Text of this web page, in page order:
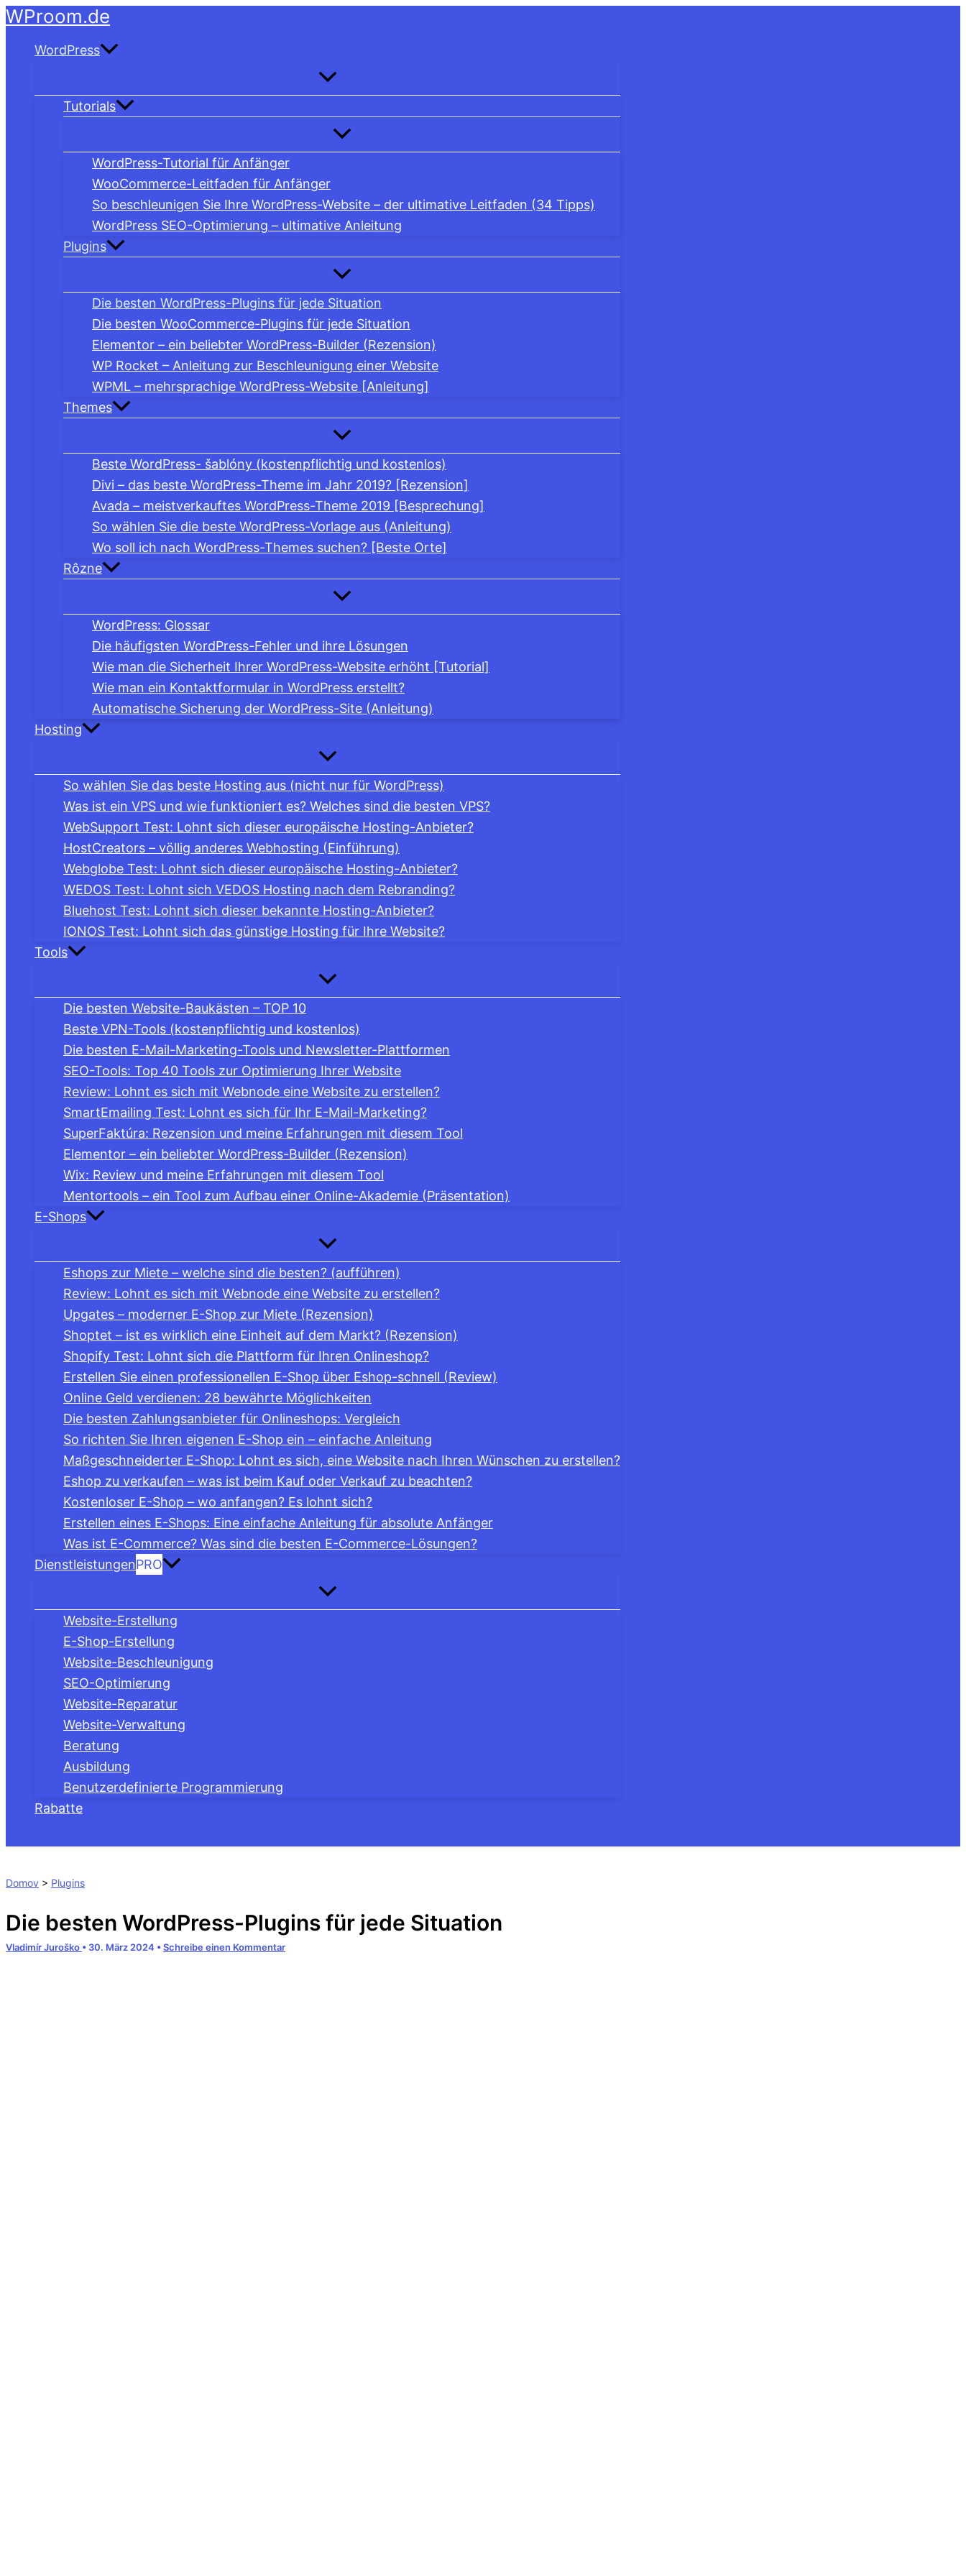
Zum
springen
WProom.de
WordPress
Tutorials
WordPress-Tutorial für Anfänger
WooCommerce-Leitfaden für Anfänger
So beschleunigen Sie Ihre WordPress-Website – der ultimative Leitfaden (34 Tipps)
WordPress SEO-Optimierung – ultimative Anleitung
Plugins
Die besten WordPress-Plugins für jede Situation
Die besten WooCommerce-Plugins für jede Situation
Elementor – ein beliebter WordPress-Builder (Rezension)
WP Rocket – Anleitung zur Beschleunigung einer Website
WPML – mehrsprachige WordPress-Website [Anleitung]
Themes
Beste WordPress- šablóny (kostenpflichtig und kostenlos)
Divi – das beste WordPress-Theme im Jahr 2019? [Rezension]
Avada – meistverkauftes WordPress-Theme 2019 [Besprechung]
So wählen Sie die beste WordPress-Vorlage aus (Anleitung)
Wo soll ich nach WordPress-Themes suchen? [Beste Orte]
Rôzne
WordPress: Glossar
Die häufigsten WordPress-Fehler und ihre Lösungen
Wie man die Sicherheit Ihrer WordPress-Website erhöht [Tutorial]
Wie man ein Kontaktformular in WordPress erstellt?
Automatische Sicherung der WordPress-Site (Anleitung)
Hosting
So wählen Sie das beste Hosting aus (nicht nur für WordPress)
Was ist ein VPS und wie funktioniert es? Welches sind die besten VPS?
WebSupport Test: Lohnt sich dieser europäische Hosting-Anbieter?
HostCreators – völlig anderes Webhosting (Einführung)
Webglobe Test: Lohnt sich dieser europäische Hosting-Anbieter?
WEDOS Test: Lohnt sich VEDOS Hosting nach dem Rebranding?
Bluehost Test: Lohnt sich dieser bekannte Hosting-Anbieter?
IONOS Test: Lohnt sich das günstige Hosting für Ihre Website?
Tools
Die besten Website-Baukästen – TOP 10
Beste VPN-Tools (kostenpflichtig und kostenlos)
Die besten E-Mail-Marketing-Tools und Newsletter-Plattformen
SEO-Tools: Top 40 Tools zur Optimierung Ihrer Website
Review: Lohnt es sich mit Webnode eine Website zu erstellen?
SmartEmailing Test: Lohnt es sich für Ihr E-Mail-Marketing?
SuperFaktúra: Rezension und meine Erfahrungen mit diesem Tool
Elementor – ein beliebter WordPress-Builder (Rezension)
Wix: Review und meine Erfahrungen mit diesem Tool
Mentortools – ein Tool zum Aufbau einer Online-Akademie (Präsentation)
E-Shops
Eshops zur Miete – welche sind die besten? (aufführen)
Review: Lohnt es sich mit Webnode eine Website zu erstellen?
Upgates – moderner E-Shop zur Miete (Rezension)
Shoptet – ist es wirklich eine Einheit auf dem Markt? (Rezension)
Shopify Test: Lohnt sich die Plattform für Ihren Onlineshop?
Erstellen Sie einen professionellen E-Shop über Eshop-schnell (Review)
Online Geld verdienen: 28 bewährte Möglichkeiten
Die besten Zahlungsanbieter für Onlineshops: Vergleich
So richten Sie Ihren eigenen E-Shop ein – einfache Anleitung
Maßgeschneiderter E-Shop: Lohnt es sich, eine Website nach Ihren Wünschen zu erstellen?
Eshop zu verkaufen – was ist beim Kauf oder Verkauf zu beachten?
Kostenloser E-Shop – wo anfangen? Es lohnt sich?
Erstellen eines E-Shops: Eine einfache Anleitung für absolute Anfänger
Was ist E-Commerce? Was sind die besten E-Commerce-Lösungen?
DienstleistungenPRO
Website-Erstellung
E-Shop-Erstellung
Website-Beschleunigung
SEO-Optimierung
Website-Reparatur
Website-Verwaltung
Beratung
Ausbildung
Benutzerdefinierte Programmierung
Rabatte
Domov > Plugins
Die besten WordPress-Plugins für jede Situation
Vladimír Juroško • 30. März 2024 •Schreibe einen Kommentar